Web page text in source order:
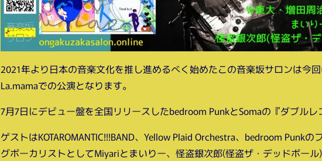
2021年より日本の音楽文化を推し進めるべく始めたこの音楽坂サロンは今
La.mamaでの公演となります。
7月7日にデビュー盤を全国リリースしたbedroom PunkとSomaの『ダブルレ
ゲストはKOTAROMANTIC!!!BAND、Yellow Plaid Orchestra、bedroom Punkの
グボーカリストとしてMiyariとまいりー、怪盗銀次郎(怪盗ザ・デッドボー